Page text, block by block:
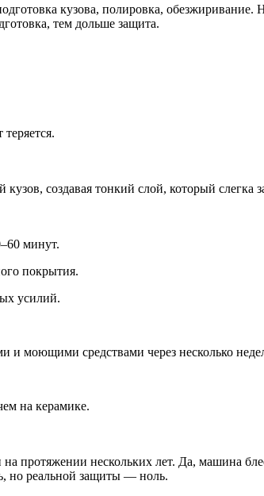
кузова, полировка,
тем дольше защита.
создавая тонкий слой, который слегка
минут.
покрытия.
усилий.
и моющими средствами через несколько
на керамике.
протяжении нескольких лет. Да, машина
но реальной защиты — ноль.